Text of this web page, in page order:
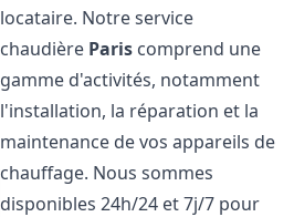
locataire. Notre service
chaudière Paris comprend une
gamme d'activités, notamment
l'installation, la réparation et la
maintenance de vos appareils de
chauffage. Nous sommes
disponibles 24h/24 et 7j/7 pour